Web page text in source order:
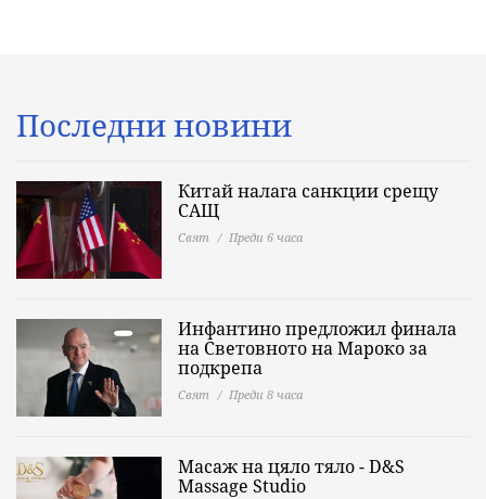
Последни новини
Китай налага санкции срещу
САЩ
Свят Преди 6 часа
Инфантино предложил финала
на Световното на Мароко за
подкрепа
Свят Преди 8 часа
Масаж на цяло тяло - D&S
Massage Studio